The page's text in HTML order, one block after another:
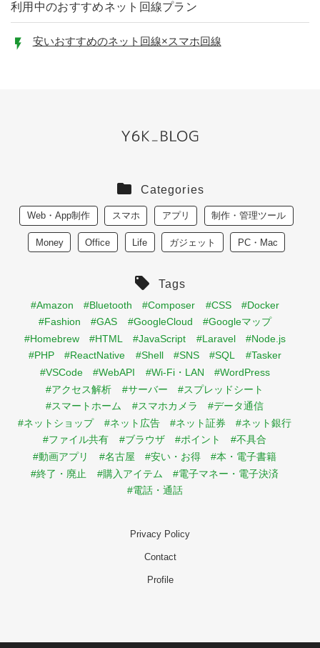
利用中のおすすめネット回線プラン
安いおすすめのネット回線×スマホ回線
Categories
Web・App制作 スマホ アプリ 制作・管理ツール
Money Office Life ガジェット PC・Mac
Tags
#Amazon #Bluetooth #Composer #CSS
#Docker
#Fashion
#GAS #GoogleCloud
#Googleマップ
#Homebrew
#HTML #JavaScript #Laravel
#Node.js
#PHP
#ReactNative #Shell #SNS #SQL
#Tasker
#VSCode
#WebAPI #Wi-Fi・LAN
#WordPress
#アクセス解析
#サーバー
#スプレッドシート
#スマートホーム
#スマホカメラ
#データ通信
#ネットショップ
#ネット広告 #ネット証券
#ネット銀行
#ファイル共有
#ブラウザ #ポイント
#不具合
#動画アプリ
#名古屋 #安い・お得
#本・電子書籍
#終了・廃止
#購入アイテム
#電子マネー・電子決済
#電話・通話
Privacy Policy
Contact
Profile